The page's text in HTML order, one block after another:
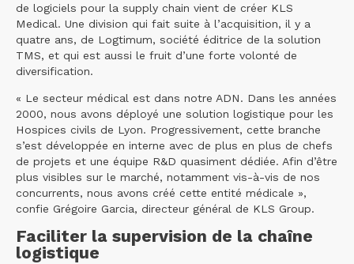
de logiciels pour la supply chain vient de créer KLS
Medical. Une division qui fait suite à l’acquisition, il y a
quatre ans, de Logtimum, société éditrice de la solution
TMS, et qui est aussi le fruit d’une forte volonté de
diversification.
« Le secteur médical est dans notre ADN. Dans les années
2000, nous avons déployé une solution logistique pour les
Hospices civils de Lyon. Progressivement, cette branche
s’est développée en interne avec de plus en plus de chefs
de projets et une équipe R&D quasiment dédiée. Afin d’être
plus visibles sur le marché, notamment vis-à-vis de nos
concurrents, nous avons créé cette entité médicale »,
confie Grégoire Garcia, directeur général de KLS Group.
Faciliter la supervision de la chaîne
logistique